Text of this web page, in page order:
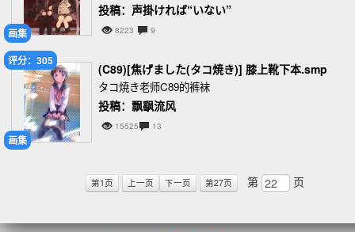
画集
投稿：声掛ければ“いない”
8223 9
画集
评分：305
(C89)[焦げました(タコ焼き)] 膝上靴下本.smp
タコ焼き老师C89的裤袜
投稿：飘飖流风
15525 13
第1页 上一页 下一页 第27页 第 页